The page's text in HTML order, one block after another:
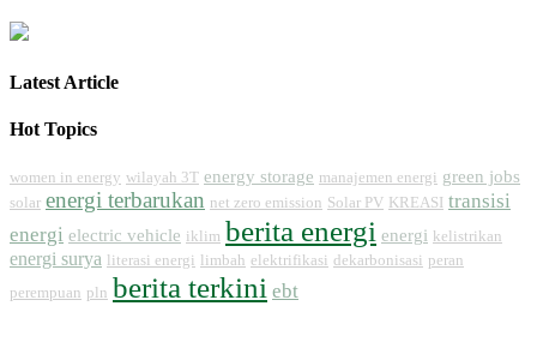
Latest Article
Hot Topics
women in energy wilayah 3T energy storage manajemen energi green jobs
solar energi terbarukan net zero emission Solar PV KREASI transisi
energi electric vehicle iklim berita energi energi kelistrikan
energi surya literasi energi limbah elektrifikasi dekarbonisasi peran
perempuan pln berita terkini ebt